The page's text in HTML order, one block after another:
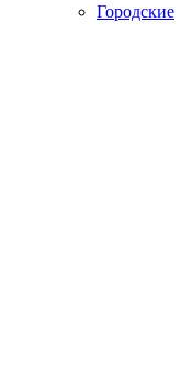
Городские